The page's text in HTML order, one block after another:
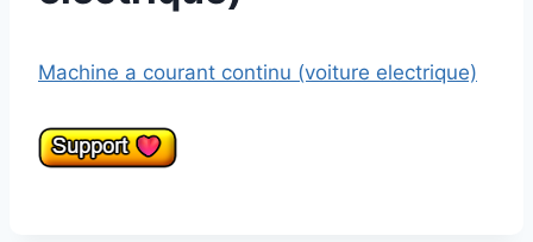
Machine a courant continu (voiture electrique)